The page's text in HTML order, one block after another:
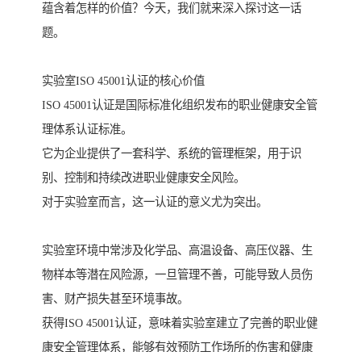
蕴含着怎样的价值？今天，我们就来深入探讨这一话
题。
实验室ISO 45001认证的核心价值
ISO 45001认证是国际标准化组织发布的职业健康安全管
理体系认证标准。
它为企业提供了一套科学、系统的管理框架，用于识
别、控制和持续改进职业健康安全风险。
对于实验室而言，这一认证的意义尤为突出。
实验室环境中常涉及化学品、高温设备、高压仪器、生
物样本等潜在风险源，一旦管理不善，可能导致人员伤
害、财产损失甚至环境事故。
获得ISO 45001认证，意味着实验室建立了完善的职业健
康安全管理体系，能够有效预防工作场所的伤害和健康